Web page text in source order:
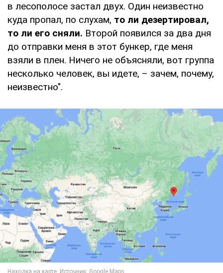
в лесополосе застал двух. Один неизвестно
куда пропал, по слухам, то ли дезертировал,
то ли его сняли. Второй появился за два дня
до отправки меня в этот бункер, где меня
взяли в плен. Ничего не объясняли, вот группа
несколько человек, вы идете, – зачем, почему,
неизвестно".